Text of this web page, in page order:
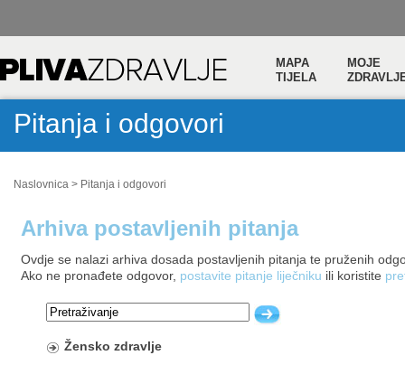
MAPA
TIJELA
MOJE
Pitanja i odgovori
Naslovnica > Pitanja i odgovori
Arhiva postavljenih pitanja
Ovdje se nalazi arhiva dosada postavljenih pitanja te pruženih
Ako ne pronađete odgovor, postavite pitanje liječniku ili koristite
Žensko zdravlje